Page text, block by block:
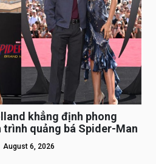
khẳng định phong
quảng bá Spider-Man
August 6, 2026